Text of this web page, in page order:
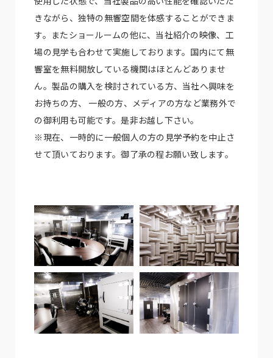
きながら、独特の無響空間を体感することができま
す。またショールームの他に、当社紹介の映像、工
場の見学も合わせて実施しております。国内にて無
響室を無料開放している機関はほとんどありませ
ん。製品の購入を検討されている方、当社へ興味を
お持ちの方、 一般の方、メディアの方など業務外で
の御利用も可能です。是非お越し下さい。
※現在、一時的に一般個人の方の見学予約を中止さ
せて頂いております。御了承の程お願い致します。